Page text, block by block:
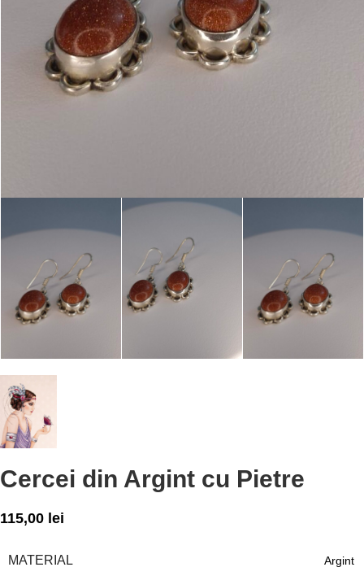
Cercei din Argint cu Pietre
115,00 lei
MATERIAL Argint